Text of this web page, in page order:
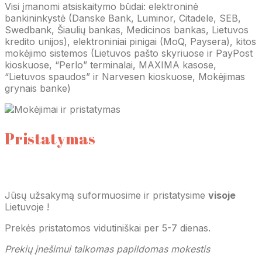
Visi įmanomi atsiskaitymo būdai: elektroninė
bankininkystė (Danske Bank, Luminor, Citadele, SEB,
Swedbank, Šiaulių bankas, Medicinos bankas, Lietuvos
kredito unijos), elektroniniai pinigai (MoQ, Paysera), kitos
mokėjimo sistemos (Lietuvos pašto skyriuose ir PayPost
kioskuose, “Perlo” terminalai, MAXIMA kasose,
“Lietuvos spaudos” ir Narvesen kioskuose, Mokėjimas
grynais banke)
Pristatymas
Jūsų užsakymą suformuosime ir pristatysime visoje
Lietuvoje !
Prekės pristatomos vidutiniškai per 5-7 dienas.
Prekių įnešimui taikomas papildomas mokestis